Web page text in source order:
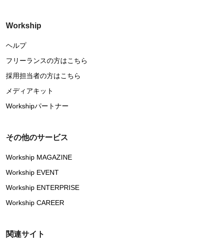
Workship
ヘルプ
フリーランスの方はこちら
採用担当者の方はこちら
メディアキット
Workshipパートナー
その他のサービス
Workship MAGAZINE
Workship EVENT
Workship ENTERPRISE
Workship CAREER
関連サイト